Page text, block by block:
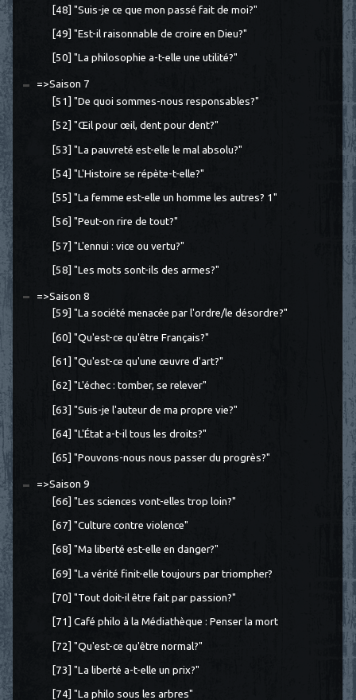
[48] "Suis-je ce que mon passé fait de moi?"
[49] "Est-il raisonnable de croire en Dieu?"
[50] "La philosophie a-t-elle une utilité?"
=>Saison 7
[51] "De quoi sommes-nous responsables?"
[52] "Œil pour œil, dent pour dent?"
[53] "La pauvreté est-elle le mal absolu?"
[54] "L'Histoire se répète-t-elle?"
[55] "La femme est-elle un homme les autres? 1"
[56] "Peut-on rire de tout?"
[57] "L'ennui : vice ou vertu?"
[58] "Les mots sont-ils des armes?"
=>Saison 8
[59] "La société menacée par l'ordre/le désordre?"
[60] "Qu'est-ce qu'être Français?"
[61] "Qu'est-ce qu'une œuvre d'art?"
[62] "L'échec : tomber, se relever"
[63] "Suis-je l'auteur de ma propre vie?"
[64] "L'État a-t-il tous les droits?"
[65] "Pouvons-nous nous passer du progrès?"
=>Saison 9
[66] "Les sciences vont-elles trop loin?"
[67] "Culture contre violence"
[68] "Ma liberté est-elle en danger?"
[69] "La vérité finit-elle toujours par triompher?
[70] "Tout doit-il être fait par passion?"
[71] Café philo à la Médiathèque : Penser la mort
[72] "Qu'est-ce qu'être normal?"
[73] "La liberté a-t-elle un prix?"
[74] "La philo sous les arbres"